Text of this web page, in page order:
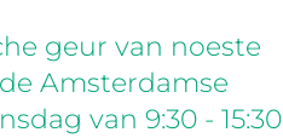
geur van noeste
Amsterdamse
van 9:30 - 15:30